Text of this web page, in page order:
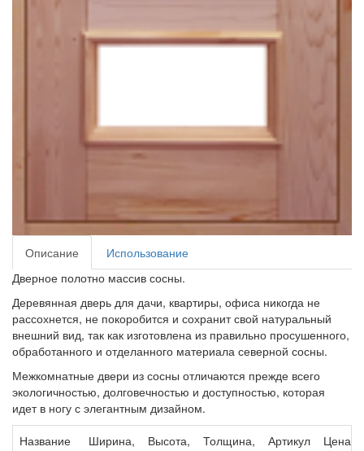
Описание
Использование
Дверное полотно массив сосны.
Деревянная дверь для дачи, квартиры, офиса никогда не
рассохнется, не покоробится и сохранит свой натуральный
внешний вид, так как изготовлена из правильно просушенного,
обработанного и отделанного материала северной сосны.
Межкомнатные двери из сосны отличаются прежде всего
экологичностью, долговечностью и доступностью, которая
идет в ногу с элегантным дизайном.
Название
Ширина,
Высота,
Толщина,
Артикул
Цена,